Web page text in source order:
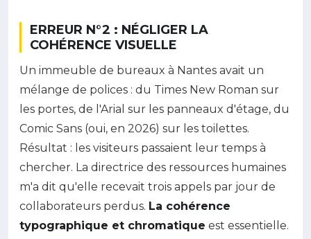
ERREUR N°2 : NÉGLIGER LA
COHÉRENCE VISUELLE
Un immeuble de bureaux à Nantes avait un
mélange de polices : du Times New Roman sur
les portes, de l'Arial sur les panneaux d'étage, du
Comic Sans (oui, en 2026) sur les toilettes.
Résultat : les visiteurs passaient leur temps à
chercher. La directrice des ressources humaines
m'a dit qu'elle recevait trois appels par jour de
collaborateurs perdus. La cohérence
typographique et chromatique est essentielle.